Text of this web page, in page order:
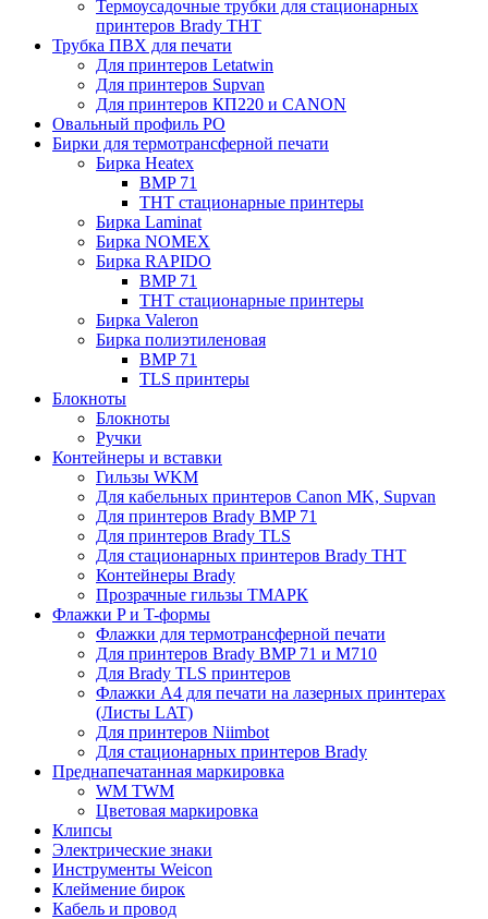
Термоусадочные трубки для стационарных
принтеров Brady THT
Трубка ПВХ для печати
Для принтеров Letatwin
Для принтеров Supvan
Для принтеров КП220 и CANON
Овальный профиль PO
Бирки для термотрансферной печати
Бирка Heatex
BMP 71
THT стационарные принтеры
Бирка Laminat
Бирка NOMEX
Бирка RAPIDO
BMP 71
THT стационарные принтеры
Бирка Valeron
Бирка полиэтиленовая
BMP 71
TLS принтеры
Блокноты
Блокноты
Ручки
Контейнеры и вставки
Гильзы WKM
Для кабельных принтеров Canon MK, Supvan
Для принтеров Brady BMP 71
Для принтеров Brady TLS
Для стационарных принтеров Brady THT
Контейнеры Brady
Прозрачные гильзы ТМАРК
Флажки P и T-формы
Флажки для термотрансферной печати
Для принтеров Brady BMP 71 и M710
Для Brady TLS принтеров
Флажки A4 для печати на лазерных принтерах
(Листы LAT)
Для принтеров Niimbot
Для стационарных принтеров Brady
Преднапечатанная маркировка
WM TWM
Цветовая маркировка
Клипсы
Электрические знаки
Инструменты Weicon
Клеймение бирок
Кабель и провод